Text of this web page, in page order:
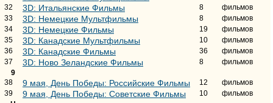
32
3D: Итальянские Фильмы 8
фильмов
33
3D: Немецкие Мультфильмы 8
фильмов
34
3D: Немецкие Фильмы 19
фильмов
35
3D: Канадские Мультфильмы 10
фильмов
36
3D: Канадские Фильмы 36
фильмов
37
3D: Ново Зеландские Фильмы 8
фильмов
9
38
9 мая, День Победы: Российские Фильмы 12
фильмов
39
9 мая, День Победы: Советские Фильмы 10
фильмов